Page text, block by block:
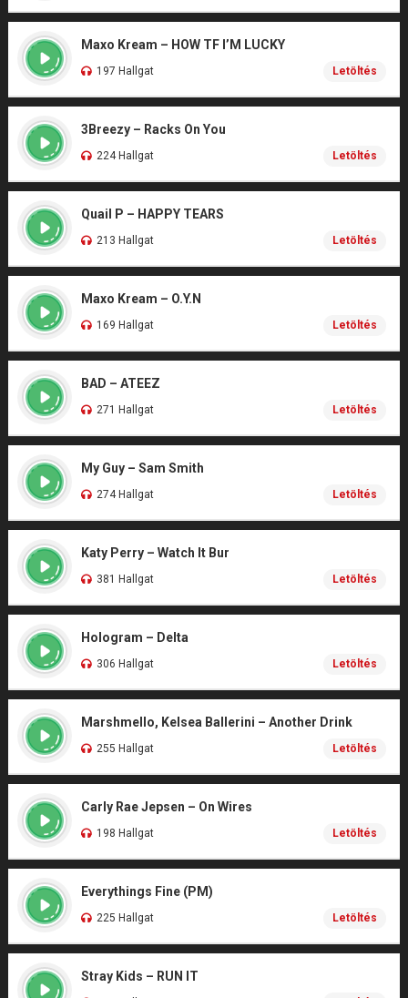
Maxo Kream – HOW TF I’M LUCKY
197 Hallgat Letöltés
3Breezy – Racks On You
224 Hallgat Letöltés
Quail P – HAPPY TEARS
213 Hallgat Letöltés
Maxo Kream – O.Y.N
169 Hallgat Letöltés
BAD – ATEEZ
271 Hallgat Letöltés
My Guy – Sam Smith
274 Hallgat Letöltés
Katy Perry – Watch It Bur
381 Hallgat Letöltés
Hologram – Delta
306 Hallgat Letöltés
Marshmello, Kelsea Ballerini – Another Drink
255 Hallgat Letöltés
Carly Rae Jepsen – On Wires
198 Hallgat Letöltés
Everythings Fine (PM)
225 Hallgat Letöltés
Stray Kids – RUN IT